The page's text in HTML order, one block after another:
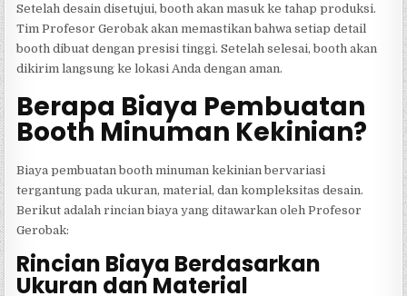
Setelah desain disetujui, booth akan masuk ke tahap produksi.
Tim Profesor Gerobak akan memastikan bahwa setiap detail
booth dibuat dengan presisi tinggi. Setelah selesai, booth akan
dikirim langsung ke lokasi Anda dengan aman.
Berapa Biaya Pembuatan
Booth Minuman Kekinian?
Biaya pembuatan booth minuman kekinian bervariasi
tergantung pada ukuran, material, dan kompleksitas desain.
Berikut adalah rincian biaya yang ditawarkan oleh Profesor
Gerobak:
Rincian Biaya Berdasarkan
Ukuran dan Material